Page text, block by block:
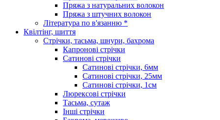
Пряжа з натуральних волокон
Пряжа з штучних волокон
Література по в'язанню *
Квілтінг, шиття
Стрічки, тасьма, шнури, бахрома
Капронові стрічки
Сатинові стрічки
Сатинові стрічки, 6мм
Сатинові стрічки, 25мм
Сатинові стрічки, 1см
Люрексові стрічки
Тасьма, сутаж
Інші стрічки